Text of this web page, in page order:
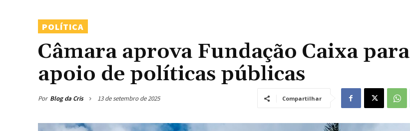
POLÍTICA
Câmara aprova Fundação Caixa para
apoio de políticas públicas
Por Blog da Cris 13 de setembro de 2025 Compartilhar